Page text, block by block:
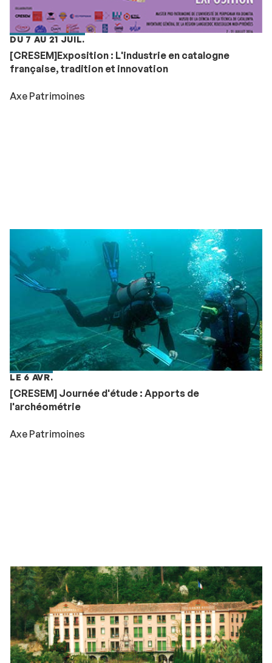
DU 7 AU 21 JUIL.
[CRESEM]Exposition : L'industrie en catalogne
française, tradition et innovation
Axe Patrimoines
LE 6 AVR.
[CRESEM] Journée d'étude : Apports de
l'archéométrie
Axe Patrimoines